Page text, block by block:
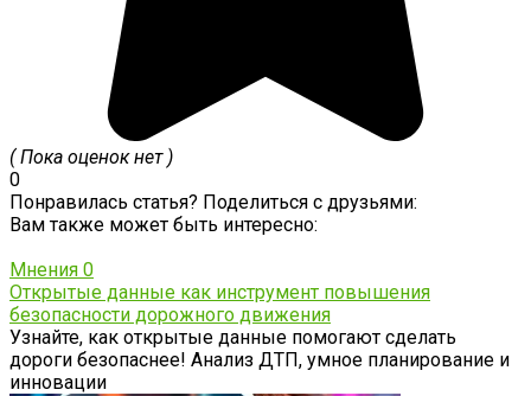
( Пока оценок нет )
0
Понравилась статья? Поделиться с друзьями:
Вам также может быть интересно:
Мнения 0
Открытые данные как инструмент повышения
безопасности дорожного движения
Узнайте, как открытые данные помогают сделать
дороги безопаснее! Анализ ДТП, умное планирование и
инновации